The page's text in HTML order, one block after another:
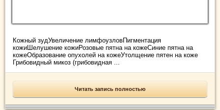
Кожный зудУвеличение лимфоузловПигментация
кожиШелушение кожиРозовые пятна на кожеСиние пятна на
кожеОбразование опухолей на кожеУтолщение пятен на коже
Грибовидный микоз (грибовидная ...
Читать запись полностью